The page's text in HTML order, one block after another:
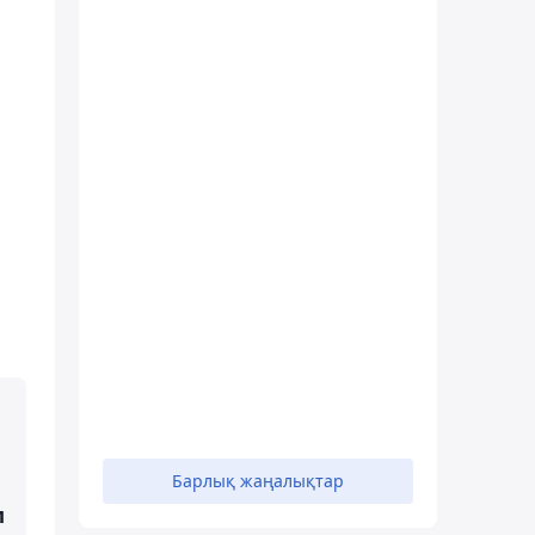
Барлық жаңалықтар